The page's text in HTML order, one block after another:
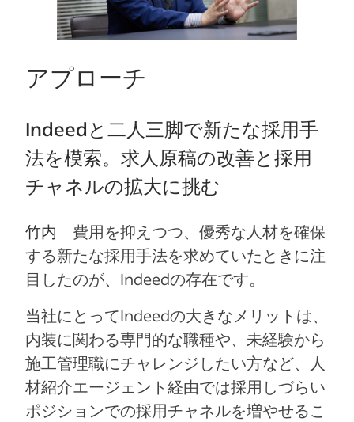
アプローチ
Indeedと二人三脚で新たな採用手
法を模索。求人原稿の改善と採用
チャネルの拡大に挑む
竹内 費用を抑えつつ、優秀な人材を確保
する新たな採用手法を求めていたときに注
目したのが、Indeedの存在です。
当社にとってIndeedの大きなメリットは、
内装に関わる専門的な職種や、未経験から
施工管理職にチャレンジしたい方など、人
材紹介エージェント経由では採用しづらい
ポジションでの採用チャネルを増やせるこ